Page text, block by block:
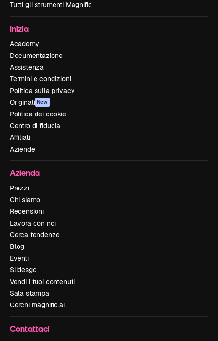
Tutti gli strumenti Magnific
Inizia
Academy
Documentazione
Assistenza
Termini e condizioni
Politica sulla privacy
Originali New
Politica dei cookie
Centro di fiducia
Affiliati
Aziende
Azienda
Prezzi
Chi siamo
Recensioni
Lavora con noi
Cerca tendenze
Blog
Eventi
Slidesgo
Vendi i tuoi contenuti
Sala stampa
Cerchi magnific.ai
Contattaci